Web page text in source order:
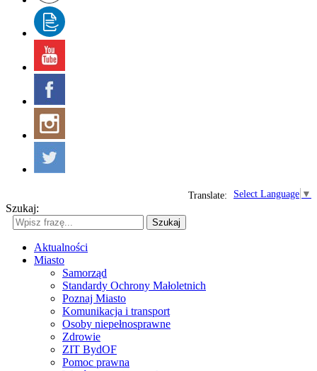
Select Language ▼
Translate:
Szukaj:
Szukaj
Aktualności
Miasto
Samorząd
Standardy Ochrony Małoletnich
Poznaj Miasto
Komunikacja i transport
Osoby niepełnosprawne
Zdrowie
ZIT BydOF
Pomoc prawna